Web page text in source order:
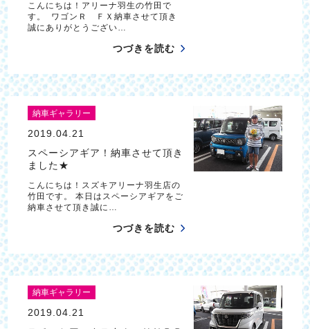
こんにちは！アリーナ羽生の竹田で
す。 ワゴンＲ ＦＸ納車させて頂き
誠にありがとうござい…
つづきを読む
納車ギャラリー
2019.04.21
スペーシアギア！納車させて頂き
ました★
こんにちは！スズキアリーナ羽生店の
竹田です。 本日はスペーシアギアをご
納車させて頂き誠に…
つづきを読む
納車ギャラリー
2019.04.21